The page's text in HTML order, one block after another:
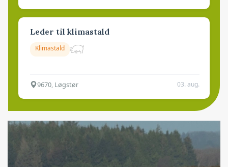
Leder til klimastald
Klimastald
9670, Løgstør 03. aug.